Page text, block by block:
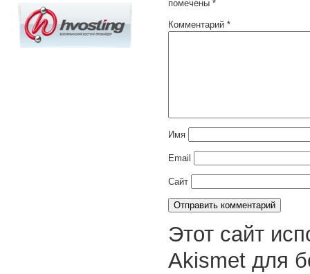
помечены *
Комментарий *
Имя
Email
Сайт
Этот сайт
Akismet для